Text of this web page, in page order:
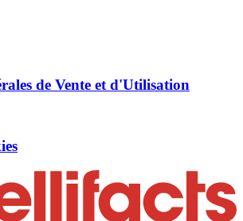
de Vente et d'Utilisation